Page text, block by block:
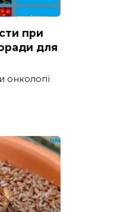
при
для
онкології